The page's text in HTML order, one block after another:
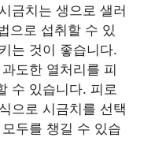
금치는 생으로 샐러
으로 섭취할 수 있
는 것이 좋습니다.
도한 열처리를 피
수 있습니다. 피로
으로 시금치를 선택
두를 챙길 수 있습